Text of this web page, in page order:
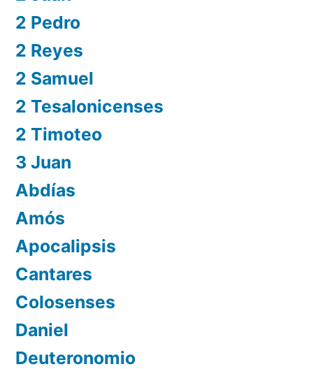
2 Pedro
2 Reyes
2 Samuel
2 Tesalonicenses
2 Timoteo
3 Juan
Abdías
Amós
Apocalipsis
Cantares
Colosenses
Daniel
Deuteronomio